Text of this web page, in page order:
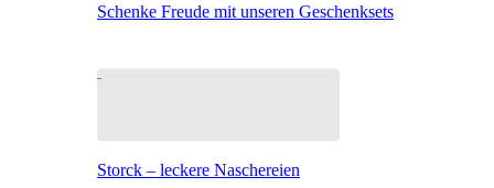
Schenke Freude mit unseren Geschenksets
Storck – leckere Naschereien